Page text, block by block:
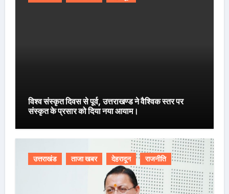
विश्व संस्कृत दिवस से पूर्व, उत्तराखण्ड ने वैश्विक स्तर पर
संस्कृत के प्रसार को दिया नया आयाम।
उत्तराखंड ताजा खबर देहरादून राजनीति